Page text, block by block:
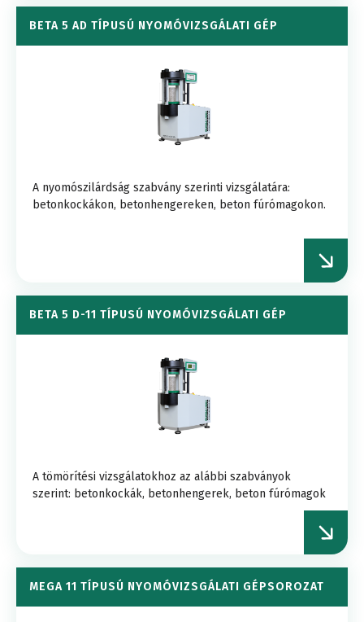
BETA 5 AD TÍPUSÚ NYOMÓVIZSGÁLATI GÉP
A nyomószilárdság szabvány szerinti vizsgálatára:
betonkockákon, betonhengereken, beton fúrómagokon.
BETA 5 D-11 TÍPUSÚ NYOMÓVIZSGÁLATI GÉP
A tömörítési vizsgálatokhoz az alábbi szabványok
szerint: betonkockák, betonhengerek, beton fúrómagok
MEGA 11 TÍPUSÚ NYOMÓVIZSGÁLATI GÉPSOROZAT